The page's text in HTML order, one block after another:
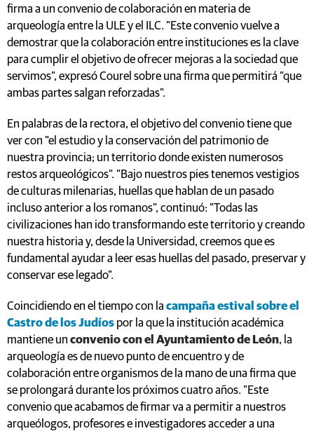
firma a un convenio de colaboración en materia de
arqueología entre la ULE y el ILC. "Este convenio vuelve a
demostrar que la colaboración entre instituciones es la clave
para cumplir el objetivo de ofrecer mejoras a la sociedad que
servimos", expresó Courel sobre una firma que permitirá "que
ambas partes salgan reforzadas".
En palabras de la rectora, el objetivo del convenio tiene que
ver con "el estudio y la conservación del patrimonio de
nuestra provincia; un territorio donde existen numerosos
restos arqueológicos". "Bajo nuestros pies tenemos vestigios
de culturas milenarias, huellas que hablan de un pasado
incluso anterior a los romanos", continuó: "Todas las
civilizaciones han ido transformando este territorio y creando
nuestra historia y, desde la Universidad, creemos que es
fundamental ayudar a leer esas huellas del pasado, preservar y
conservar ese legado".
Coincidiendo en el tiempo con la campaña estival sobre el
Castro de los Judíos por la que la institución académica
mantiene un convenio con el Ayuntamiento de León, la
arqueología es de nuevo punto de encuentro y de
colaboración entre organismos de la mano de una firma que
se prolongará durante los próximos cuatro años. "Este
convenio que acabamos de firmar va a permitir a nuestros
arqueólogos, profesores e investigadores acceder a una